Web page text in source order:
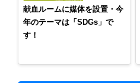
献血ルームに媒体を設置・今
年のテーマは「SDGs」で
す！